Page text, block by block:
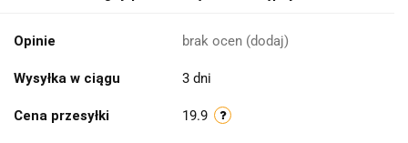
Opinie brak ocen (dodaj)
Wysyłka w ciągu 3 dni
Cena przesyłki 19.9